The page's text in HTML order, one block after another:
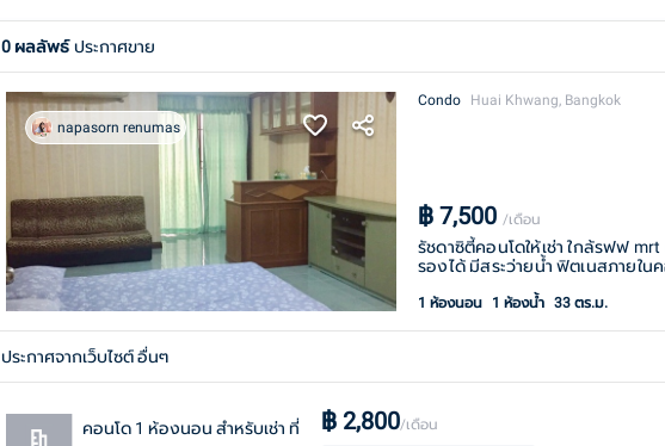
0ผลลัพธ์ ประกาศขาย
napasorn renumas
Condo Huai Khwang, Bangkok
฿ 7,500 /เดือน
รัชดาซิตี้คอนโดให้เช่า ใกล้รฟฟ
รองได้ มีสระว่ายน้ำ ฟิตเนสภายใน
1 ห้องนอน 1 ห้องน้ำ 33 ตร.ม.
ประกาศจากเว็บไซต์ อื่นๆ
คอนโด 1 ห้องนอน สำหรับเช่า ที่
฿ 2,800/เดือน